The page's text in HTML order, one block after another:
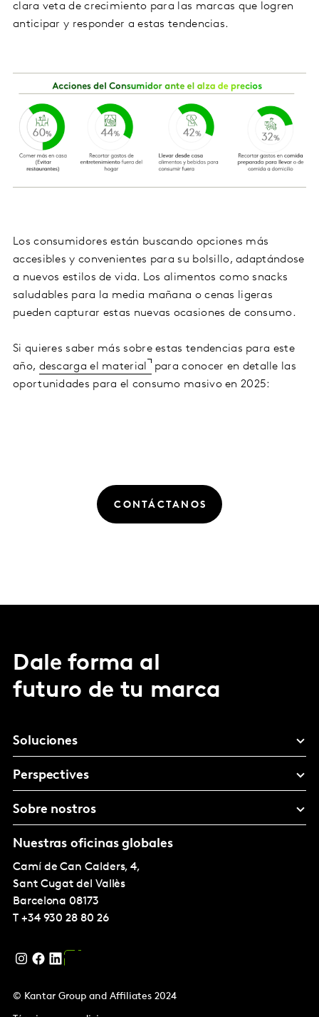
clara veta de crecimiento para las marcas que logren
anticipar y responder a estas tendencias.
Los consumidores están buscando opciones más
accesibles y convenientes para su bolsillo, adaptándose
a nuevos estilos de vida. Los alimentos como snacks
saludables para la media mañana o cenas ligeras
pueden capturar estas nuevas ocasiones de consumo.
Si quieres saber más sobre estas tendencias para este
año, descarga el material
para conocer en detalle las
oportunidades para el consumo masivo en 2025:
CONTÁCTANOS
Dale forma al
futuro de tu marca
Soluciones
Perspectives
Sobre nostros
Nuestras oficinas globales
Camí de Can Calders, 4,
Sant Cugat del Vallès
Barcelona 08173
T +34 930 28 80 26
© Kantar Group and Affiliates 2024